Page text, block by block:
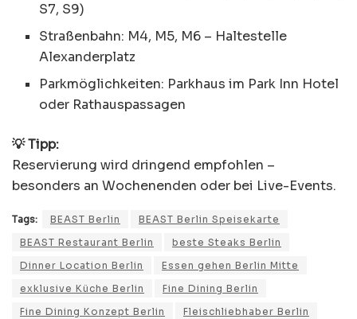
S7, S9)
Straßenbahn: M4, M5, M6 – Haltestelle
Alexanderplatz
Parkmöglichkeiten: Parkhaus im Park Inn Hotel
oder Rathauspassagen
💡 Tipp:
Reservierung wird dringend empfohlen –
besonders an Wochenenden oder bei Live-Events.
Tags: BEAST Berlin
BEAST Berlin Speisekarte
BEAST Restaurant Berlin
beste Steaks Berlin
Dinner Location Berlin
Essen gehen Berlin Mitte
exklusive Küche Berlin
Fine Dining Berlin
Fine Dining Konzept Berlin
Fleischliebhaber Berlin